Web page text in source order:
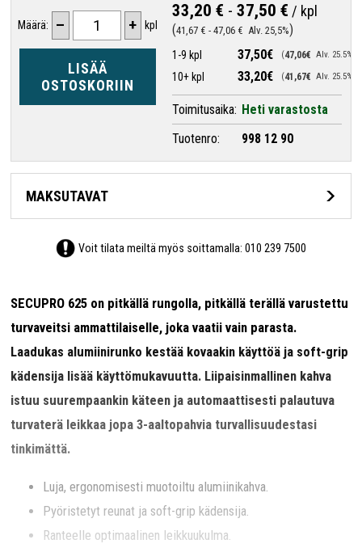
Määrä: – + kpl
LISÄÄ
OSTOSKORIIN
33,20 € -37,50 € / kpl
41,67 € -47,06 € Alv. 25,5%
1-9 kpl 37,50€
10+ kpl 33,20€
47,06€ Alv. 25.5%
41,67€ Alv. 25.5%
Toimitusaika: Heti varastosta
Tuotenro:
998 12 90
MAKSUTAVAT
Voit tilata meiltä myös soittamalla:010 239 7500
SECUPRO 625 on pitkällä rungolla, pitkällä terällä varustettu
turvaveitsi ammattilaiselle, joka vaatii vain parasta.
Laadukas alumiinirunko kestää kovaakin käyttöä ja soft-grip
kädensija lisää käyttömukavuutta. Liipaisinmallinen kahva
istuu suurempaankin käteen ja automaattisesti palautuva
turvaterä leikkaa jopa 3-aaltopahvia turvallisuudestasi
tinkimättä.
Luja, ergonomisesti muotoiltu alumiinikahva.
Pyöristetyt reunat ja soft-grip kädensija.
Ranteelle optimaalinen leikkuukulma.